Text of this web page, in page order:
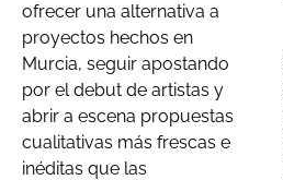
ofrecer una alternativa a
proyectos hechos en
Murcia, seguir apostando
por el debut de artistas y
abrir a escena propuestas
cualitativas más frescas e
inéditas que las